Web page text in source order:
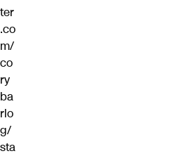
ter
.co
m/
co
ry
ba
rlo
g/
sta